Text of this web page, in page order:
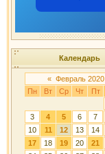
Календарь
« Февраль 2020
Пн
Вт Ср Чт Пт
3
4 5 6 7
10
11 12 13 14
17
18 19 20 21